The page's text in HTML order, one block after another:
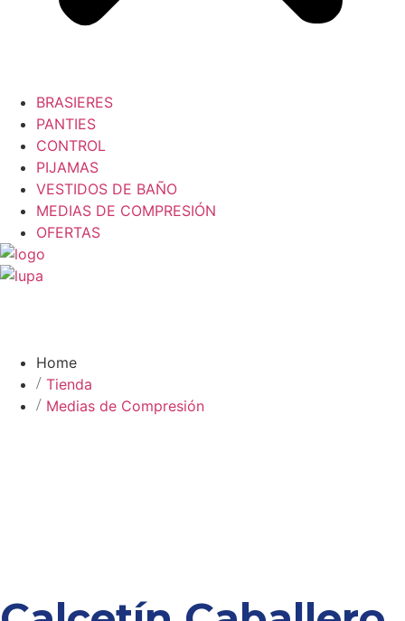
BRASIERES
PANTIES
CONTROL
PIJAMAS
VESTIDOS DE BAÑO
MEDIAS DE COMPRESIÓN
OFERTAS
Home
Tienda
Medias de Compresión